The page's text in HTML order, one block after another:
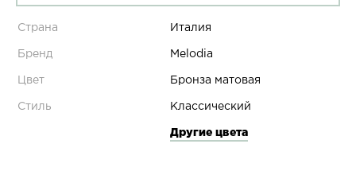
Страна Италия
Бренд Melodia
Цвет Бронза матовая
Стиль Классический
Другие цвета